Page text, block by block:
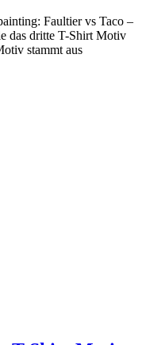
Faultier vs Taco –
das dritte T-Shirt Motiv
stammt aus